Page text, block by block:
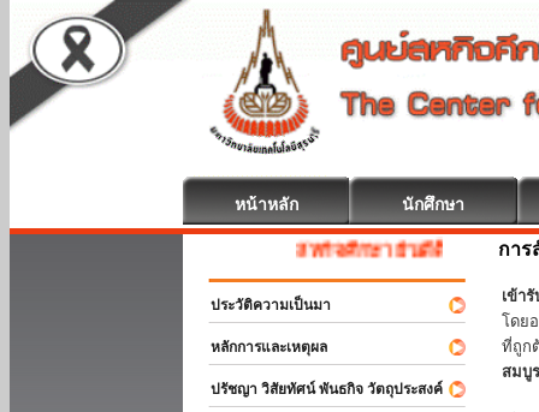
หน้าหลัก นักศึกษา
สหกิจศึกษา ยินดีต้อนรับ
ประวัติความเป็นมา
หลักการและเหตุผล
ปรัชญา วิสัยทัศน์ พันธกิจ วัตถุประสงค์
การ
เข้า
โดย
ที่ถูก
สมบู